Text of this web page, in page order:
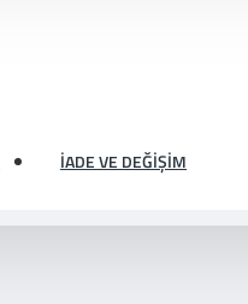
İADE VE DEĞIŞIM